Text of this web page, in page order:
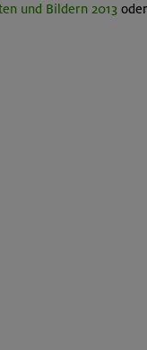
und Bildern 2013